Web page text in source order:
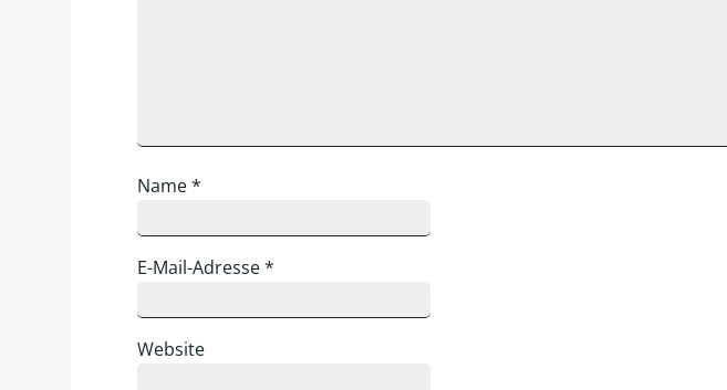
Name*
E-Mail-Adresse*
Website